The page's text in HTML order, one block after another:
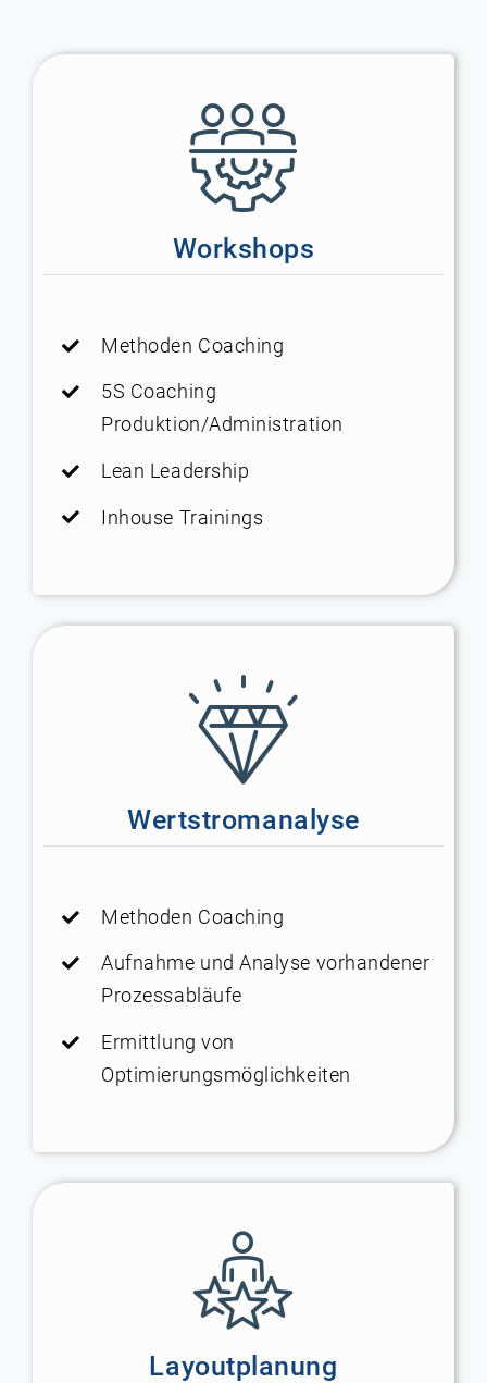
Workshops
Methoden Coaching
5S Coaching
Produktion/Administration
Lean Leadership
Inhouse Trainings
Wertstromanalyse
Methoden Coaching
Aufnahme und Analyse vorhandener
Prozessabläufe
Ermittlung von
Optimierungsmöglichkeiten
Layoutplanung